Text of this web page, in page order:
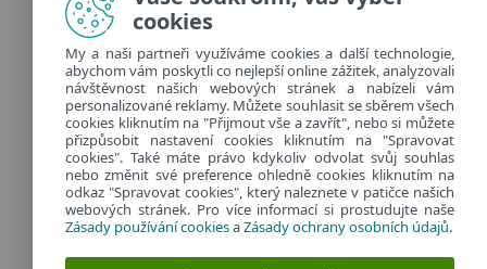
Spravovat cookies
Provozuje:
ESET software spol. s r.o.
Classic 7 Business Park, Jankovcova 1037/49
170 00 Praha 7, Česká republika
IČ: 26467593
cookies
My a naši partneři využíváme cookies a další technologie,
abychom vám poskytli co nejlepší online zážitek, analyzovali
návštěvnost našich webových stránek a nabízeli vám
personalizované reklamy. Můžete souhlasit se sběrem všech
cookies kliknutím na "Přijmout vše a zavřít", nebo si můžete
přizpůsobit nastavení cookies kliknutím na "Spravovat
cookies". Také máte právo kdykoliv odvolat svůj souhlas
nebo změnit své preference ohledně cookies kliknutím na
odkaz "Spravovat cookies", který naleznete v patičce našich
webových stránek. Pro více informací si prostudujte naše
Zásady používání cookiesaZásady ochrany osobních údajů.